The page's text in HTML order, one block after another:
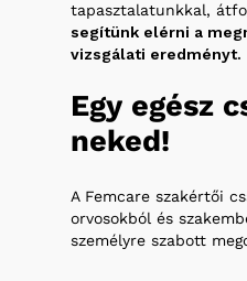
tapasztalatunkkal,
segítünk elérni a
vizsgálati eredményt.
Egy egész
neked!
A Femcare szakértői
orvosokból és
személyre szabott